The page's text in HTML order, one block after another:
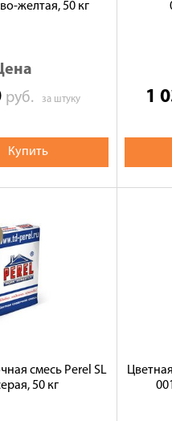
желтая, 50 кг
руб.за штуку
Купить
1
смесь Perel SL
50 кг